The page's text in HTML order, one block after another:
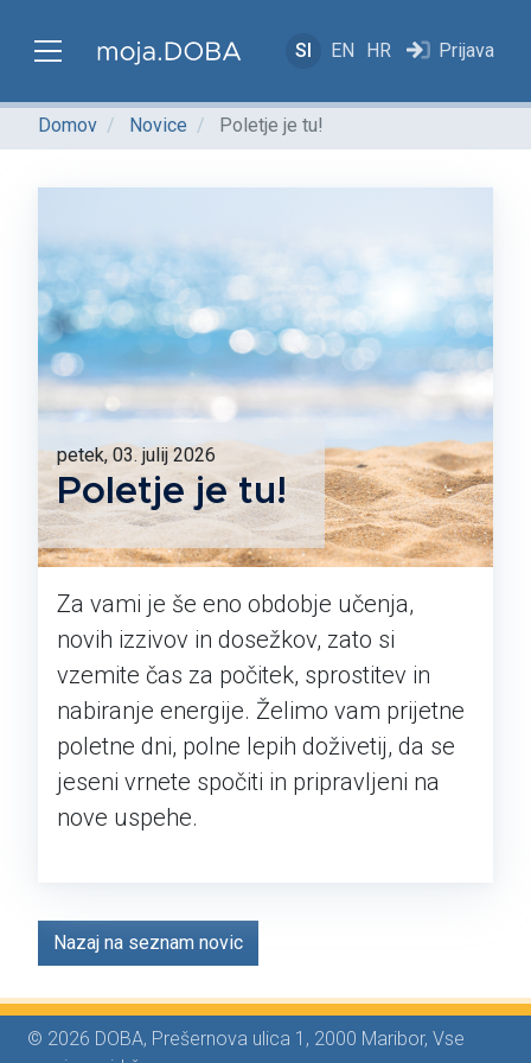
SI EN HR Prijava
Domov Novice Poletje je tu!
petek, 03. julij 2026
Poletje je tu!
Za vami je še eno obdobje učenja,
novih izzivov in dosežkov, zato si
vzemite čas za počitek, sprostitev in
nabiranje energije. Želimo vam prijetne
poletne dni, polne lepih doživetij, da se
jeseni vrnete spočiti in pripravljeni na
nove uspehe.
Nazaj na seznam novic
© 2026 DOBA, Prešernova ulica 1, 2000 Maribor, Vse